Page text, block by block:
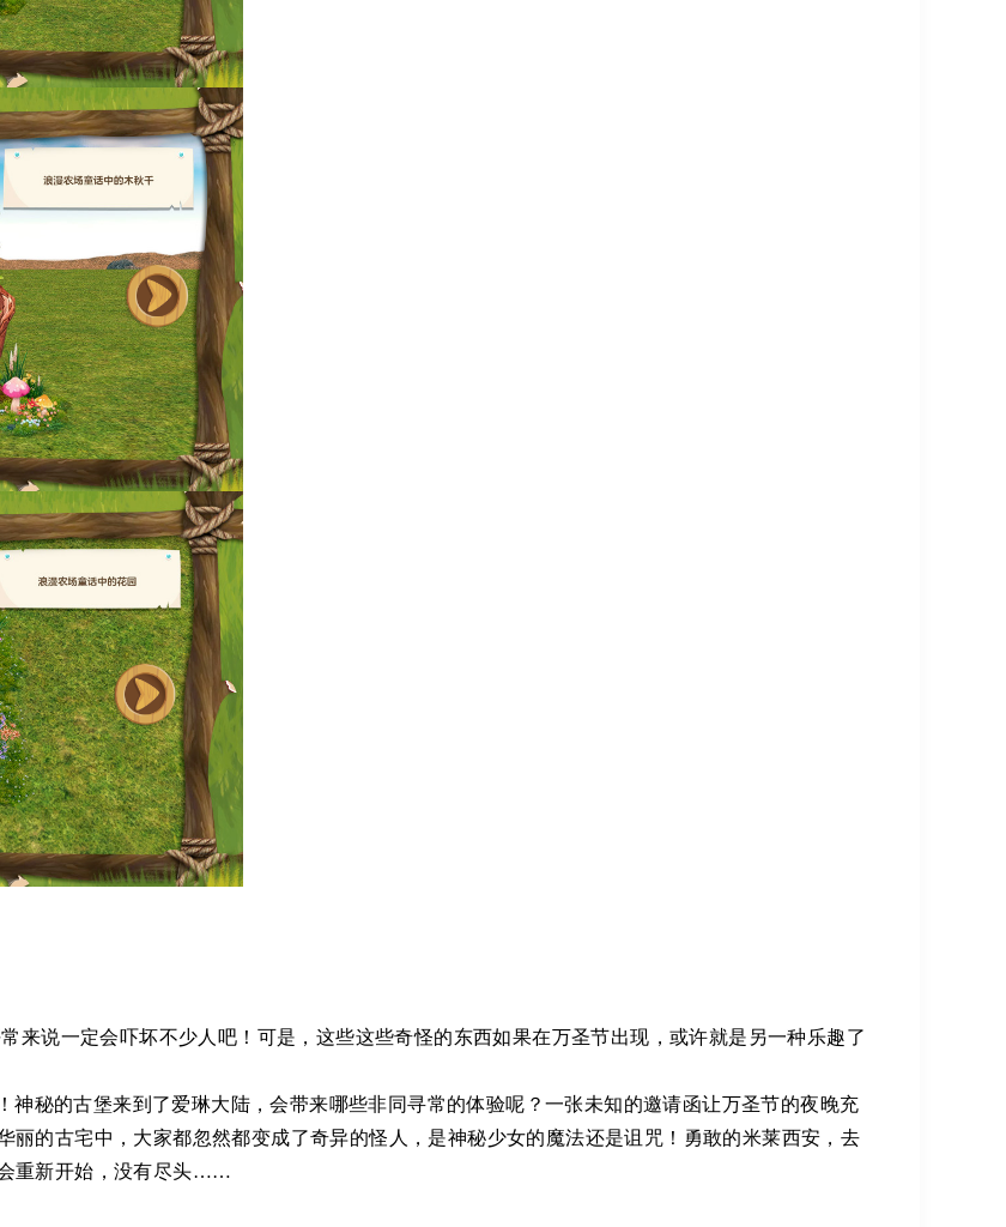
来说一定会吓坏不少人吧！可是，这些这些奇怪的东西如果在万圣节出现，或许就是另一种乐趣了
神秘的古堡来到了爱琳大陆，会带来哪些非同寻常的体验呢？一张未知的邀请函让万圣节的夜晚充
丽的古宅中，大家都忽然都变成了奇异的怪人，是神秘少女的魔法还是诅咒！勇敢的米莱西安，去
重新开始，没有尽头……